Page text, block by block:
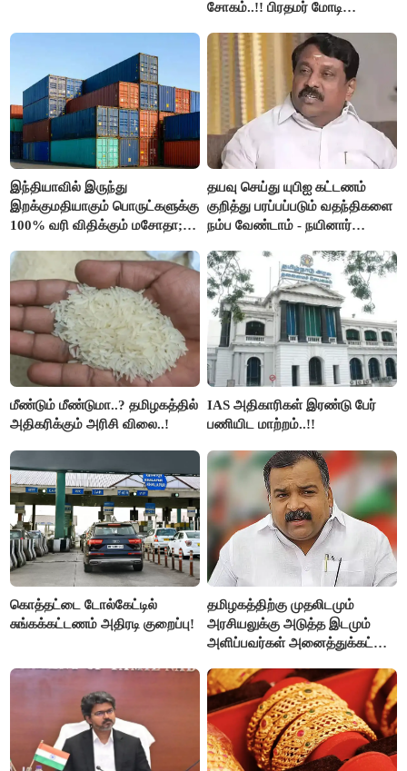
சோகம்..!! பிரதமர் மோடி
இந்தியாவில் இருந்து
இறக்குமதியாகும் பொருட்களுக்கு
100% வரி விதிக்கும் மசோதா;
தயவு செய்து யுபிஐ கட்டணம்
குறித்து பரப்பப்படும் வதந்திகளை
நம்ப வேண்டாம் - நயினார்
மீண்டும் மீண்டுமா..? தமிழகத்தில்
அதிகரிக்கும் அரிசி விலை..!
IAS அதிகாரிகள் இரண்டு பேர்
பணியிட மாற்றம்..!!
கொத்தட்டை டோல்கேட்டில்
சுங்கக்கட்டணம் அதிரடி குறைப்பு!
தமிழகத்திற்கு முதலிடமும்
அரசியலுக்கு அடுத்த இடமும்
அளிப்பவர்கள் அனைத்துக்கட்சி
பங்கேற்பார்கள் - மாணிக்கம்
தாகூர்..!!